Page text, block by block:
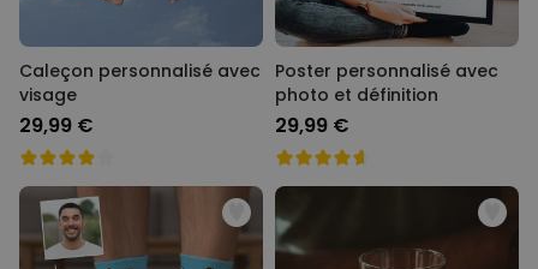
Caleçon personnalisé avec
visage
29,99 €
Poster personnalisé avec
photo et définition
29,99 €